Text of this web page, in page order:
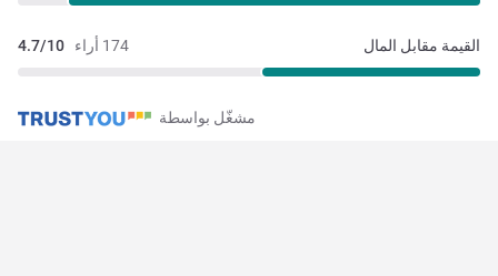
174 أراء 4.7/10 القيمة مقابل المال
مشغّل بواسطة